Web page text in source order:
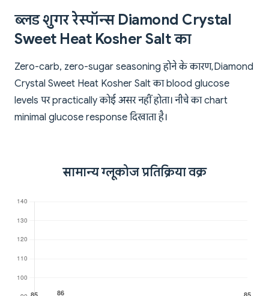
ब्लड शुगर रेस्पॉन्स Diamond Crystal
Sweet Heat Kosher Salt का
Zero-carb, zero-sugar seasoning होने के कारण, Diamond
Crystal Sweet Heat Kosher Salt का blood glucose
levels पर practically कोई असर नहीं होता। नीचे का chart
minimal glucose response दिखाता है।
सामान्य ग्लूकोज प्रतिक्रिया वक्र